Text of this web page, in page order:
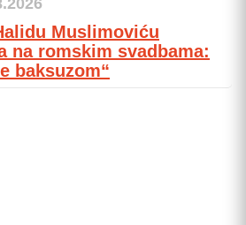
Muslimoviću
na romskim svadbama:
baksuzom“